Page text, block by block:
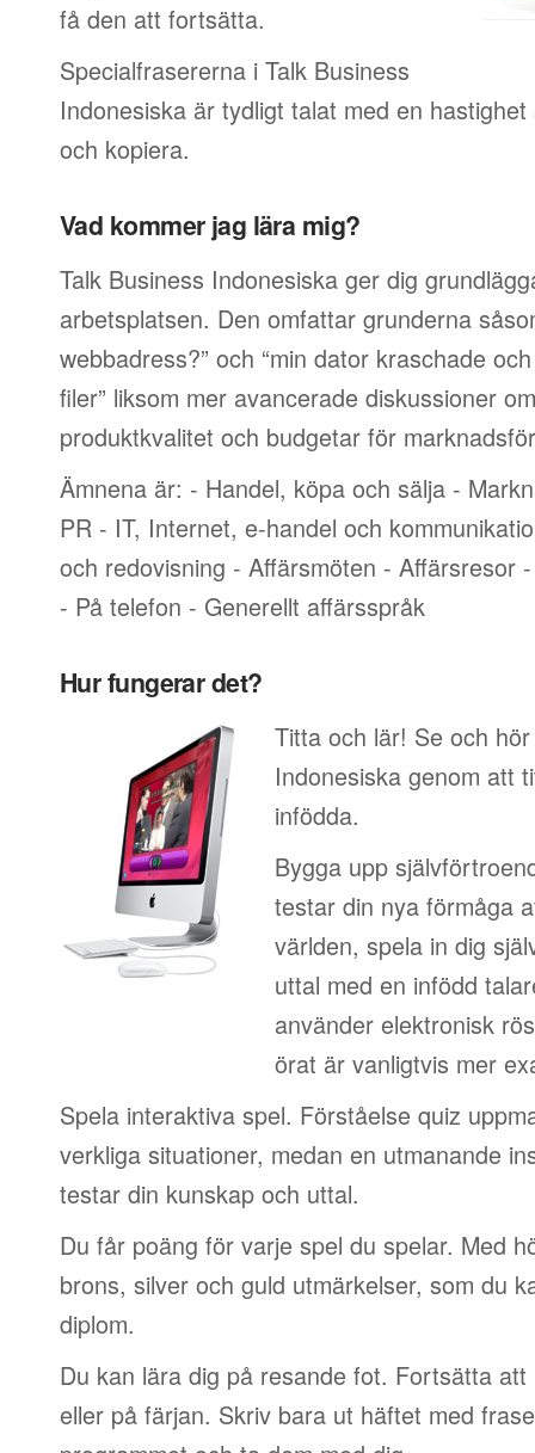
få den att fortsätta.
Specialfrasererna i Talk Business
Indonesiska är tydligt talat med en
och kopiera.
Vad kommer jag lära mig?
Talk Business Indonesiska ger dig
arbetsplatsen. Den omfattar grunderna
webbadress?” och “min dator kraschade
filer” liksom mer avancerade diskussioner
produktkvalitet och budgetar för
Ämnena är: - Handel, köpa och sälja -
PR - IT, Internet, e-handel och
och redovisning - Affärsmöten - Affärsresor
- På telefon - Generellt affärsspråk
Hur fungerar det?
Titta och lär! Se och
Indonesiska genom att
infödda.
Bygga upp
testar din nya förmåga
världen, spela in dig
uttal med en infödd
använder elektronisk
örat är vanligtvis mer
Spela interaktiva spel. Förståelse quiz
verkliga situationer, medan en utmanande
testar din kunskap och uttal.
Du får poäng för varje spel du spelar. Med
brons, silver och guld utmärkelser, som du
diplom.
Du kan lära dig på resande fot. Fortsätta
eller på färjan. Skriv bara ut häftet med